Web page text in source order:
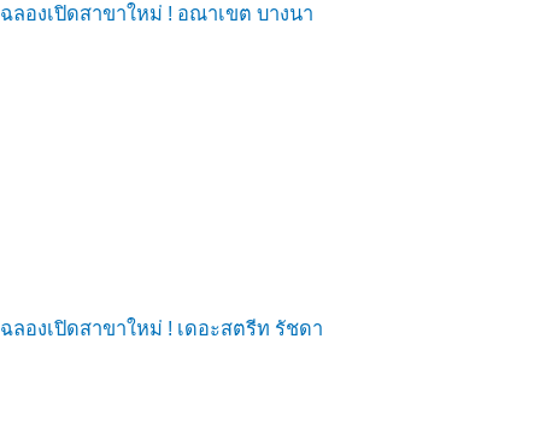
ฉลองเปิดสาขาใหม่ ! อณาเขต บางนา
ฉลองเปิดสาขาใหม่ ! เดอะสตรีท รัชดา